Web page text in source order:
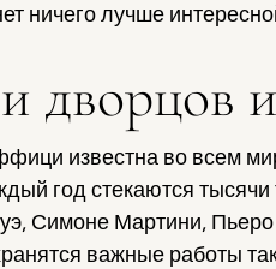
ничего лучше
дворцов
известна во всем
год стекаются
Симоне Мартини,
важные работы